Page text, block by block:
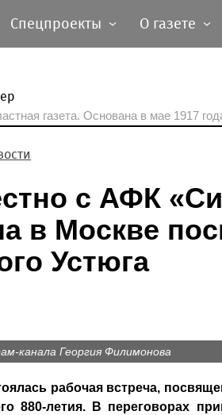
Спецпроекты О газете
газета. Основана в мае 1917
с АФК
в Москве
Устюга
канала Георгия Филимонова
рабочая встреча,
880-летия. В переговорах